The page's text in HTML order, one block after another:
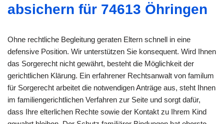
absichern für 74613 Öhringen
Ohne rechtliche Begleitung geraten Eltern schnell in eine
defensive Position. Wir unterstützen Sie konsequent. Wird Ihnen
das Sorgerecht nicht gewährt, besteht die Möglichkeit der
gerichtlichen Klärung. Ein erfahrener Rechtsanwalt von familum
für Sorgerecht arbeitet die notwendigen Anträge aus, steht Ihnen
im familiengerichtlichen Verfahren zur Seite und sorgt dafür,
dass Ihre elterlichen Rechte sowie der Kontakt zu Ihrem Kind